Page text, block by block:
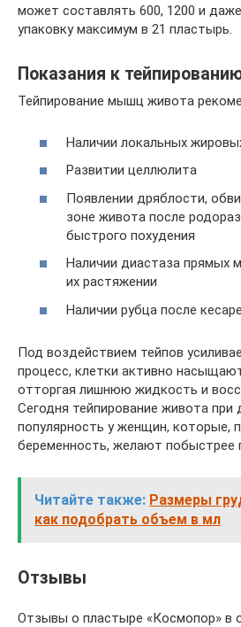
может составлять 600, 1200 и
упаковку максимум в 21 пластырь.
Показания к
Тейпирование мышц живота
Наличии локальных
Развитии целлюлита
Появлении дряблости,
зоне живота после
быстрого похудения
Наличии диастаза прямых
их растяжении
Наличии рубца после
Под воздействием тейпов
процесс, клетки активно
отторгая лишнюю жидкость и
Сегодня тейпирование живота при
популярность у женщин, которые,
беременность, желают побыстрее
Читайте также: Размеры
как подобрать объем в мл
Отзывы
Отзывы о пластыре «Космопор» в